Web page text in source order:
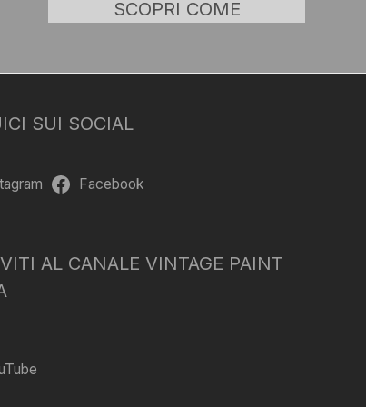
SCOPRI COME
SUI SOCIAL
Facebook
AL CANALE VINTAGE PAINT